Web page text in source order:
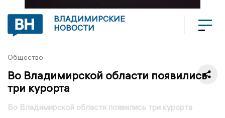
ВЛАДИМИРСКИЕ
НОВОСТИ
Общество
Во Владимирской области появились
три курорта
Во Владимирской области появились три курорта